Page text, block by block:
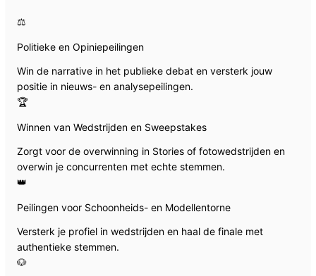
⚖️
Politieke en Opiniepeilingen
Win de narrative in het publieke debat en versterk jouw
positie in nieuws- en analysepeilingen.
🏆
Winnen van Wedstrijden en Sweepstakes
Zorgt voor de overwinning in Stories of fotowedstrijden en
overwin je concurrenten met echte stemmen.
👑
Peilingen voor Schoonheids- en Modellentorne
Versterk je profiel in wedstrijden en haal de finale met
authentieke stemmen.
🐶